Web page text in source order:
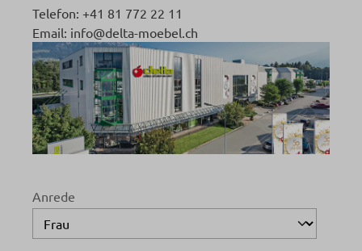
Telefon: +41 81 772 22 11
Email: info@delta-moebel.ch
Anrede